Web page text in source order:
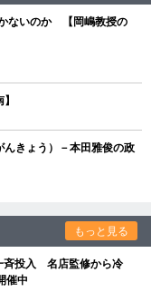
ないのか 【岡嶋教授の
きょう）－本田雅俊の政
もっと見る
斉投入 名店監修から冷
催中